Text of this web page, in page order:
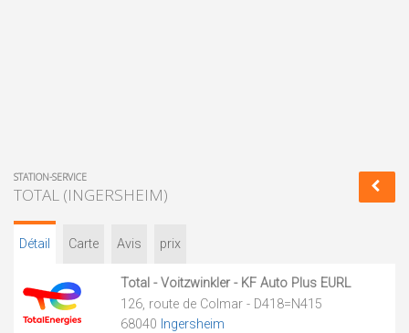
STATION-SERVICE
TOTAL (INGERSHEIM)
Détail Carte Avis prix
Total - Voitzwinkler - KF Auto Plus EURL
126, route de Colmar - D418=N415
68040 Ingersheim